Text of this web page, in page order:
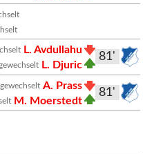
81'
L. Avdullahu
L. Djuric
81'
A. Prass
M. Moerstedt